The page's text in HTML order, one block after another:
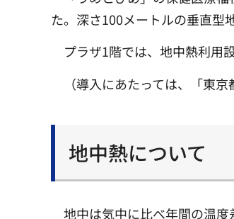
た。深さ100メートルの垂直型
プラザ1階では、地中熱利用
（導入にあたっては、「東
地中熱について
地中は気中に比べ年間の温度